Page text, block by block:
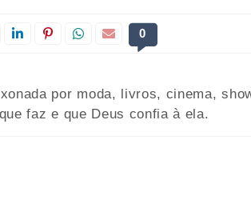
0
por moda, livros, cinema,
faz e que Deus confia à ela.